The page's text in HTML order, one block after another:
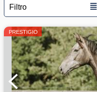
Filtro ≣
PRESTIGIO